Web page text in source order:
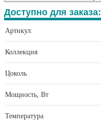
Доступно для заказа:
Артикул:
Коллекция
Цоколь
Мощность, Вт
Температура